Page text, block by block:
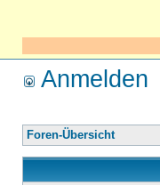
Anmelden
Foren-Übersicht